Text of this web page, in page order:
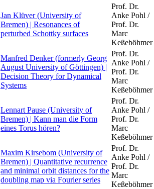
Jan Klüver (University of
Bremen) | Resonances of
perturbed Schottky surfaces
Prof. Dr.
Anke Pohl /
Prof. Dr.
Marc
Keßeböhmer
Manfred Denker (formerly Georg
August University of Göttingen) |
Decision Theory for Dynamical
Systems
Prof. Dr.
Anke Pohl /
Prof. Dr.
Marc
Keßeböhmer
Lennart Pause (University of
Bremen) | Kann man die Form
eines Torus hören?
Prof. Dr.
Anke Pohl /
Prof. Dr.
Marc
Keßeböhmer
Maxim Kirsebom (University of
Bremen) | Quantitative recurrence
and minimal orbit distances for the
doubling map via Fourier series
Prof. Dr.
Anke Pohl /
Prof. Dr.
Marc
Keßeböhmer